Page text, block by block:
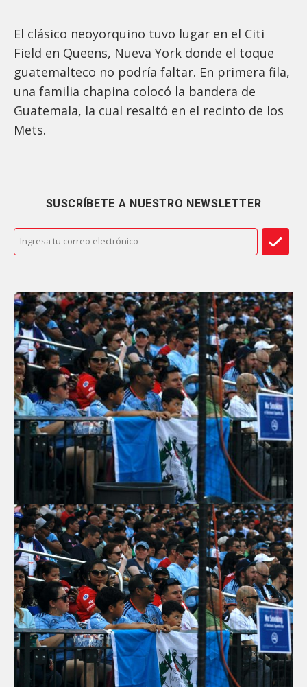
El clásico neoyorquino tuvo lugar en el Citi
Field en Queens, Nueva York donde el toque
guatemalteco no podría faltar. En primera fila,
una familia chapina colocó la bandera de
Guatemala, la cual resaltó en el recinto de los
Mets.
SUSCRÍBETE A NUESTRO NEWSLETTER